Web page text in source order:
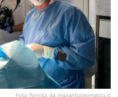
Foto fornita da impiantizigomatici.it